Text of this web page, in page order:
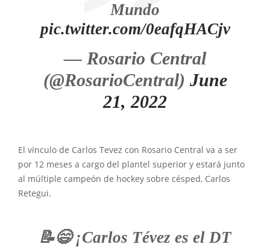
Mundo
pic.twitter.com/0eafqHACjv
— Rosario Central
(@RosarioCentral) June
21, 2022
El vínculo de Carlos Tevez con Rosario Central va a ser
por 12 meses a cargo del plantel superior y estará junto
al múltiple campeón de hockey sobre césped, Carlos
Retegui.
📝😄 ¡Carlos Tévez es el DT